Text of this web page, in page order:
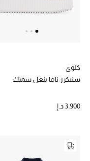
كلوي
سنيكرز ناما بنعل سميك
3,900 د.إ